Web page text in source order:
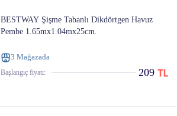
BESTWAY Şişme Tabanlı Dikdörtgen Havuz
Pembe 1.65mx1.04mx25cm.
3 Mağazada
Başlangıç ​​fiyatı: 209